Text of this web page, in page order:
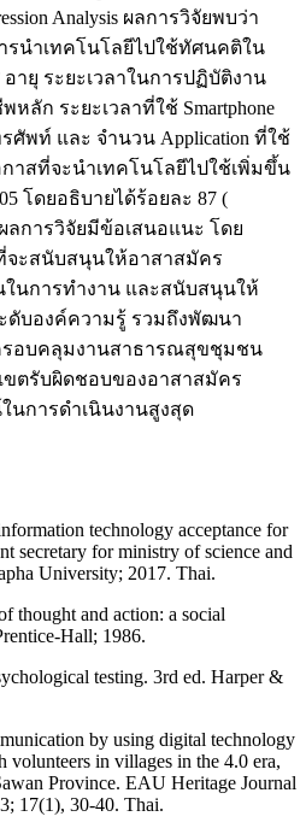
Analysis ผลการวิจัยพบว่า
รนำเทคโนโลยีไปใช้ทัศนคติใน
ายุ ระยะเวลาในการปฏิบัติงาน
ลัก ระยะเวลาที่ใช้ Smartphone
พท์ และ จำนวน Application ที่ใช้
าสที่จะนำเทคโนโลยีไปใช้เพิ่มขึ้น
โดยอธิบายได้ร้อยละ 87 (
ผลการวิจัยมีข้อเสนอแนะ โดย
จะสนับสนุนให้อาสาสมัคร
นการทำงาน และสนับสนุนให้
ดับองค์ความรู้ รวมถึงพัฒนา
ครอบคลุมงานสาธารณสุขชุมชน
ขตรับผิดชอบของอาสาสมัคร
นการดำเนินงานสูงสุด
technology acceptance for
secretary for ministry of science and
University; 2017. Thai.
thought and action: a social
Hall; 1986.
testing. 3rd ed. Harper &
by using digital technology
volunteers in villages in the 4.0 era,
Province. EAU Heritage Journal
17(1), 30-40. Thai.